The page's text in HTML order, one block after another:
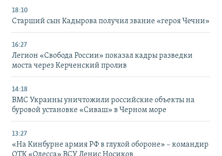
18:10
Старший сын Кадырова получил звание «героя Чечни»
16:27
Легион «Свобода России» показал кадры разведки
моста через Керченский пролив
14:18
ВМС Украины уничтожили российские объекты на
буровой установке «Сиваш» в Черном море
13:27
«На Кинбурне армия РФ в глухой обороне» – командир